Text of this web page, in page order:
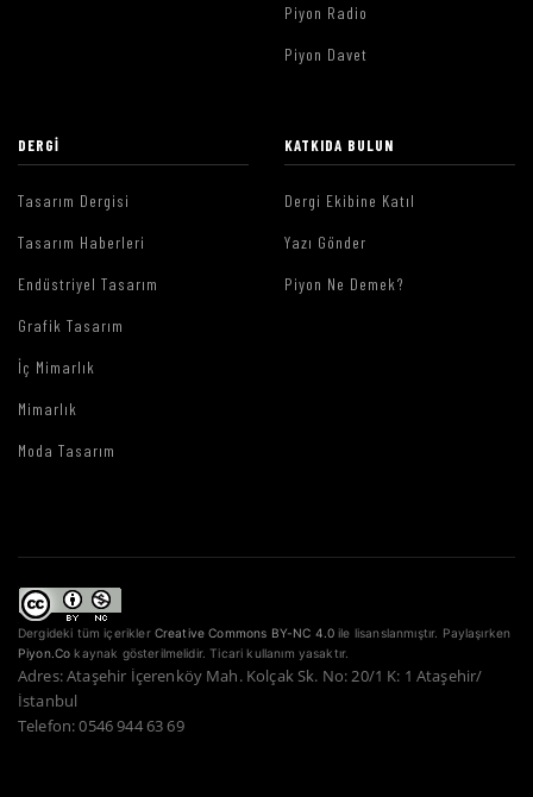
Piyon Radio
Piyon Davet
DERGI
Tasarım Dergisi
Tasarım Haberleri
Endüstriyel Tasarım
Grafik Tasarım
İç Mimarlık
Mimarlık
Moda Tasarım
KATKIDA BULUN
Dergi Ekibine Katıl
Yazı Gönder
Piyon Ne Demek?
Dergideki tüm içerikler Creative Commons BY-NC 4.0 ile lisanslanmıştır. Paylaşırken
Piyon.Co kaynak gösterilmelidir. Ticari kullanım yasaktır.
Adres: Ataşehir İçerenköy Mah. Kolçak Sk. No: 20/1 K: 1 Ataşehir/
İstanbul
Telefon: 0546 944 63 69